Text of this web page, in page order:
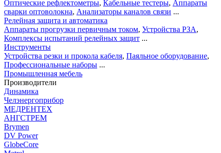
Оптические рефлектометры, Кабельные тестеры, Аппараты
сварки оптоволокна, Анализаторы каналов связи ...
Релейная защита и автоматика
Аппараты прогрузки первичным током, Устройства РЗА,
Комплексы испытаний релейных защит ...
Инструменты
Устройства резки и прокола кабеля, Паяльное оборудование,
Профессиональные наборы ...
Промышленная мебель
Производители
Динамика
Челэнергоприбор
МЕДРЕНТЕХ
АНГСТРЕМ
Brymen
DV Power
GlobeCore